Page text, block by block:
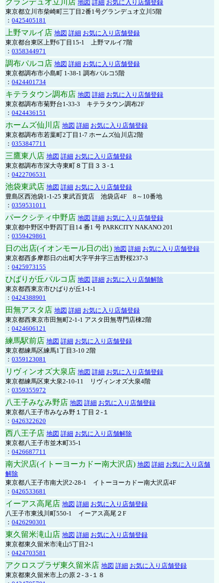
グランデュオ立川店 地図 詳細 お気に入り店舗登録
東京都立川市柴崎町三丁目2番1号グランデュオ立川5階
： 0425405181
上野マルイ店 地図 詳細 お気に入り店舗登録
東京都台東区上野6丁目15-1 上野マルイ7階
： 0358344971
調布パルコ店 地図 詳細 お気に入り店舗登録
東京都調布市小島町 1-38-1 調布パルコ5階
： 0424401734
キテラタウン調布店 地図 詳細 お気に入り店舗登録
東京都調布市菊野台1-33-3 キテラタウン調布2F
： 0424436151
ホームズ仙川店 地図 詳細 お気に入り店舗登録
東京都調布市若葉町2丁目1-7 ホームズ仙川店2階
： 0353847711
三鷹東八店 地図 詳細 お気に入り店舗登録
東京都調布市深大寺東町８丁目３３-１
： 0422706531
池袋東武店 地図 詳細 お気に入り店舗登録
豊島区西池袋1-1-25 東武百貨店 池袋店4F 8～10番地
： 0359531011
パークシティ中野店 地図 詳細 お気に入り店舗登録
東京都中野区中野四丁目14 番1 号 PARKCITY NAKANO 201
： 0359429861
日の出店(イオンモール日の出) 地図 詳細 お気に入り店舗登録
東京都西多摩郡日の出町大字平井字三吉野桜237-3
： 0425973155
ひばりが丘パルコ店 地図 詳細 お気に入り店舗解除
東京都西東京市ひばりが丘1-1-1
： 0424388901
田無アスタ店 地図 詳細 お気に入り店舗登録
東京都西東京市田無町2-1-1 アスタ田無専門店棟2階
： 0424606121
練馬駅前店 地図 詳細 お気に入り店舗登録
東京都練馬区練馬1丁目3-10 2階
： 0359123081
リヴィンオズ大泉店 地図 詳細 お気に入り店舗登録
東京都練馬区東大泉2-10-11 リヴィンオズ大泉4階
： 0359355972
八王子みなみ野店 地図 詳細 お気に入り店舗登録
東京都八王子市みなみ野１丁目２-１
： 0426322620
西八王子店 地図 詳細 お気に入り店舗解除
東京都八王子市並木町35-1
： 0426687711
南大沢店(イトーヨーカドー南大沢店) 地図 詳細 お気に入り店舗
解除
東京都八王子市南大沢2-28-1 イトーヨーカドー南大沢店4F
： 0426533681
イーアス高尾店 地図 詳細 お気に入り店舗登録
八王子市東浅川町550-1 イーアス高尾２F
： 0426290301
東久留米滝山店 地図 詳細 お気に入り店舗登録
東京都東久留米市滝山5丁目2-1
： 0424703581
アクロスプラザ東久留米店 地図 詳細 お気に入り店舗登録
東京都東久留米市上の原２-３-１８